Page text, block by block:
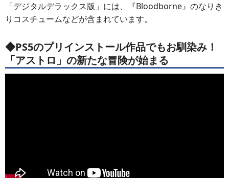
「デジタルデラックス版」には、『Bloodborne』のなりき
りコスチュームなどが含まれています。
◆PS5のプリインストール作品でもお馴染み！
「アストロ」の新たな冒険が始まる